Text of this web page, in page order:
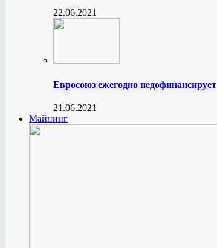
22.06.2021
Евросоюз ежегодно
21.06.2021
Майнинг